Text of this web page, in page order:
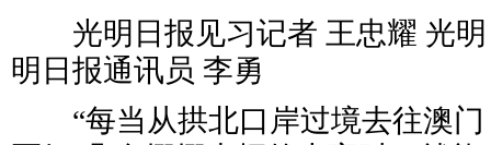
光明日报见习记者 王忠耀 光明
明日报通讯员 李勇
“每当从拱北口岸过境去往澳门